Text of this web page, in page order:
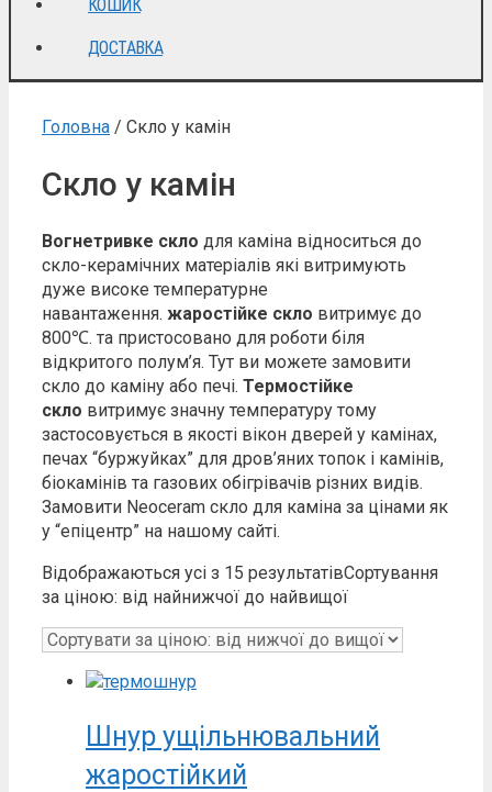
КОШИК
ДОСТАВКА
Головна / Скло у камін
Скло у камін
Вогнетривке скло для каміна відноситься до
скло-керамічних матеріалів які витримують
дуже високе температурне
навантаження. жаростійке скло витримує до
800℃. та пристосовано для роботи біля
відкритого полум’я. Тут ви можете замовити
скло до каміну або печі. Термостійке
скло витримує значну температуру тому
застосовується в якості вікон дверей у камінах,
печах “буржуйках” для дров’яних топок і камінів,
біокамінів та газових обігрівачів різних видів.
Замовити Neoceram скло для каміна за цінами як
у “епіцентр” на нашому сайті.
Відображаються усі з 15 результатівСортування
за ціною: від найнижчої до найвищої
Шнур ущільнювальний
жаростійкий